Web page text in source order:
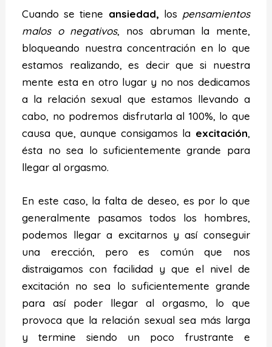
Cuando se tiene ansiedad, los pensamientos
malos o negativos, nos abruman la mente,
bloqueando nuestra concentración en lo que
estamos realizando, es decir que si nuestra
mente esta en otro lugar y no nos dedicamos
a la relación sexual que estamos llevando a
cabo, no podremos disfrutarla al 100%, lo que
causa que, aunque consigamos la excitación,
ésta no sea lo suficientemente grande para
llegar al orgasmo.
En este caso, la falta de deseo, es por lo que
generalmente pasamos todos los hombres,
podemos llegar a excitarnos y así conseguir
una erección, pero es común que nos
distraigamos con facilidad y que el nivel de
excitación no sea lo suficientemente grande
para así poder llegar al orgasmo, lo que
provoca que la relación sexual sea más larga
y termine siendo un poco frustrante e